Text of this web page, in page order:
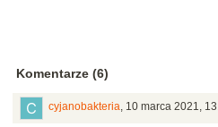
Komentarze (6)
cyjanobakteria, 10 marca 2021,